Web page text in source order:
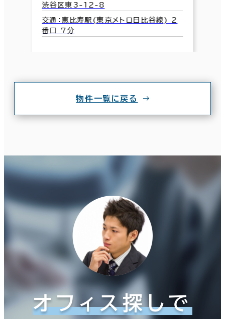
渋谷区東3-12-8
交通：恵比寿駅(東京メトロ日比谷線) 2
番口 7分
物件一覧に戻る
オフィス探しで